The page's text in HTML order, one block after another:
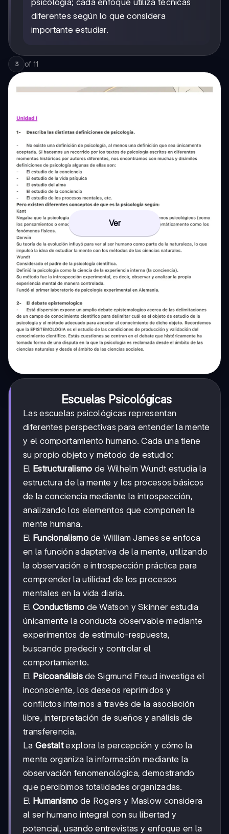
psicología; cada enfoque utiliza técnicas
diferentes según lo que considera
importante estudiar.
3 of 11
Ver
Escuelas Psicológicas
Las escuelas psicológicas representan
diferentes perspectivas para entender la mente
y el comportamiento humano. Cada una tiene
su propio objeto y método de estudio:
El Estructuralismo de Wilhelm Wundt estudia la
estructura de la mente y los procesos básicos
de la conciencia mediante la introspección,
analizando los elementos que componen la
mente humana.
El Funcionalismode William James se enfoca
en la función adaptativa de la mente, utilizando
la observación e introspección práctica para
comprender la utilidad de los procesos
mentales en la vida diaria.
El Conductismo de Watson y Skinner estudia
únicamente la conducta observable mediante
experimentos de estímulo-respuesta,
buscando predecir y controlar el
comportamiento.
El Psicoanálisisde Sigmund Freud investiga el
inconsciente, los deseos reprimidos y
conflictos internos a través de la asociación
libre, interpretación de sueños y análisis de
transferencia.
La Gestaltexplora la percepción y cómo la
mente organiza la información mediante la
observación fenomenológica, demostrando
que percibimos totalidades organizadas.
El Humanismo de Rogers y Maslow considera
al ser humano integral con su libertad y
potencial, usando entrevistas y enfoque en la